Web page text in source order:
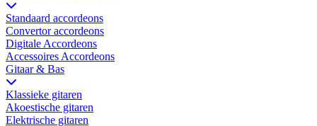
Standaard accordeons
Convertor accordeons
Digitale Accordeons
Accessoires Accordeons
Gitaar & Bas
Klassieke gitaren
Akoestische gitaren
Elektrische gitaren